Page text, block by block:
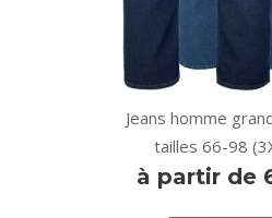
Jeans homme
tailles 66-98
à partir de